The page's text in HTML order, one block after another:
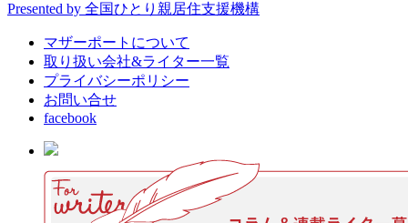
Presented by 全国ひとり親居住支援機構
マザーポートについて
取り扱い会社&ライター一覧
プライバシーポリシー
お問い合せ
facebook